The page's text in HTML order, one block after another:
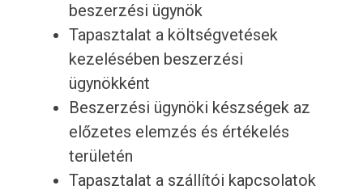
beszerzési ügynök
Tapasztalat a költségvetések
kezelésében beszerzési
ügynökként
Beszerzési ügynöki készségek az
előzetes elemzés és értékelés
területén
Tapasztalat a szállítói kapcsolatok